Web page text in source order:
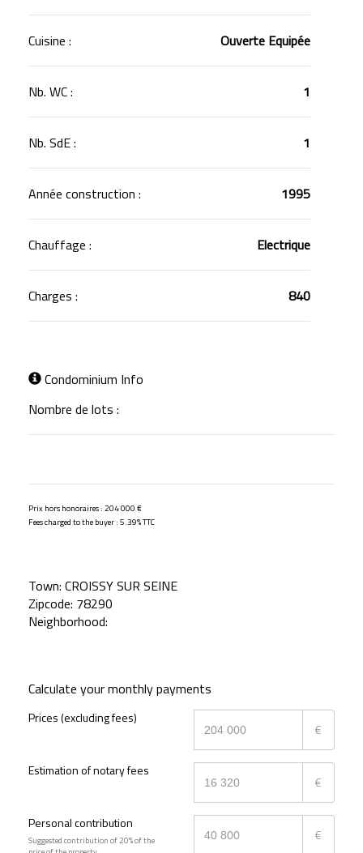
Cuisine : Ouverte Equipée
Nb. WC : 1
Nb. SdE : 1
Année construction : 1995
Chauffage : Electrique
Charges : 840
Condominium Info
Nombre de lots :
Prix hors honoraires : 204 000 €
Fees charged to the buyer : 5.39% TTC
Town: CROISSY SUR SEINE
Zipcode: 78290
Neighborhood:
Calculate your monthly payments
Prices (excluding fees)
€
Estimation of notary fees
€
Personal contribution
Suggested contribution of 20% of the
€